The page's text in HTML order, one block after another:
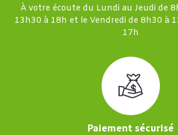
À votre écoute du Lundi au Jeudi de
13h30 à 18h et le Vendredi de 8h30 à
17h
Paiement sécurisé